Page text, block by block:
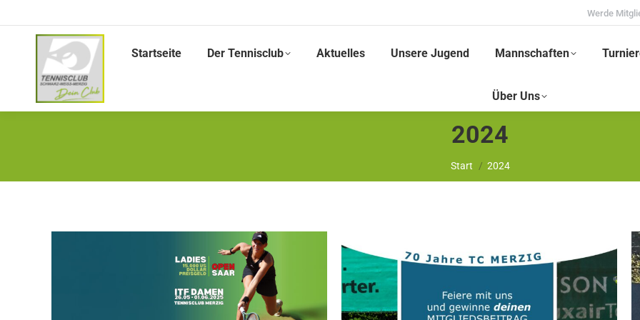
Werde
Startseite Der Tennisclub Aktuelles Unsere Jugend Mannschaften
Über Uns
2024
Sie befinden sich hier:
Start 2024